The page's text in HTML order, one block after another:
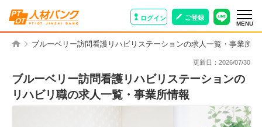
ログイン ご登録
MENU
ブルーベリー訪問看護リハビリステーションの求人一覧・事業所情
更新日： 2026/07/30
ブルーベリー訪問看護リハビリステーションの
リハビリ職の求人一覧・事業所情報